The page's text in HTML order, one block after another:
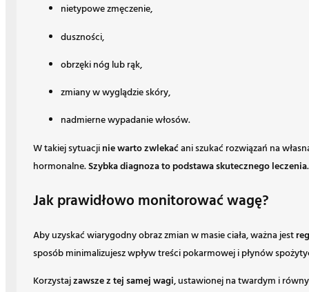
nietypowe zmęczenie,
duszności,
obrzęki nóg lub rąk,
zmiany w wyglądzie skóry,
nadmierne wypadanie włosów.
W takiej sytuacjinie warto zwlekaćani szukać rozwiązań na
hormonalne.Szybka diagnoza to podstawa skutecznego leczenia
Jak prawidłowo monitorować wagę?
Aby uzyskać wiarygodny obraz zmian w masie ciała, ważna jest
sposób minimalizujesz wpływ treści pokarmowej i płynów
Korzystajzawsze z tej samej wagi, ustawionej na twardym i